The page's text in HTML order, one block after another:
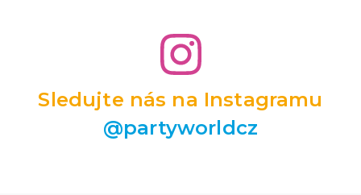
Sledujte nás na Instagramu
@partyworldcz